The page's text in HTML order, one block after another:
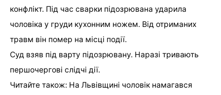
конфлікт. Під час сварки підозрювана ударила
чоловіка у груди кухонним ножем. Від отриманих
травм він помер на місці події.
Суд взяв під варту підозрювану. Наразі тривають
першочергові слідчі дії.
Читайте також: На Львівщині чоловік намагався